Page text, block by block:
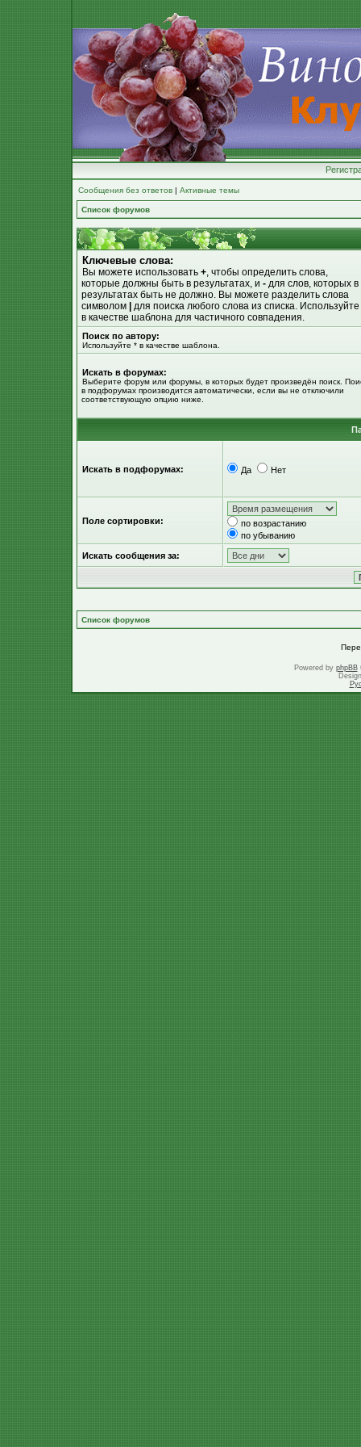
Сообщения без ответов | Активные темы
Список форумов
Ключевые слова:
Вы можете использовать +, чтобы определить слова,
которые должны быть в результатах, и - для слов, которых в
результатах быть не должно. Вы можете разделить слова
символом
для поиска любого слова из списка. Используйте
в качестве шаблона для частичного совпадения.
Поиск по автору:
Используйте * в качестве шаблона.
Искать в форумах:
Выберите форум или форумы, в которых будет произведён поиск.
в подфорумах производится автоматически, если вы не отключили
соответствующую опцию ниже.
Искать в подфорумах: Да Нет
Поле сортировки:
по возрастанию
по убыванию
Искать сообщения за:
Список форумов
Powered by phpBB